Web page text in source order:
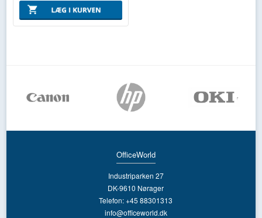
OfficeWorld
Industriparken 27
DK-9610 Nørager
Telefon: +45 88301313
info@officeworld.dk